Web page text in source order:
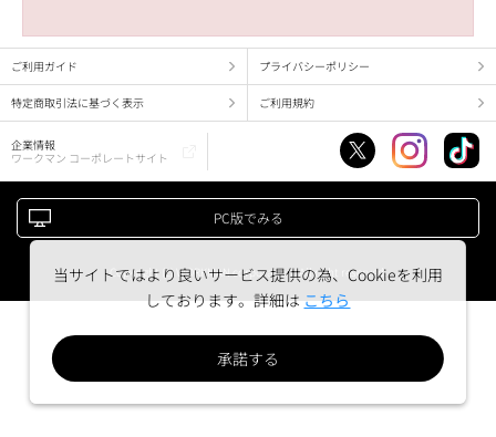
ご利用ガイド プライバシーポリシー
特定商取引法に基づく表示 ご利用規約
企業情報
ワークマン コーポレートサイト
PC版でみる
Copyright (c) WORKMAN corporation. All right reserved.
当サイトではより良いサービス提供の為、Cookieを利用
しております。詳細はこちら
承諾する